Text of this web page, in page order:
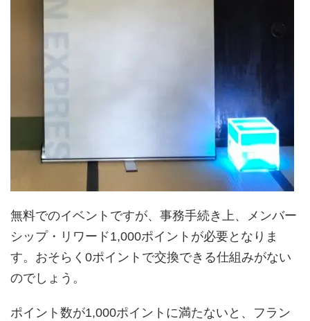
無料でのイベントですが、事務手続き上、メンバー
シップ・リワード1,000ポイントが必要となりま
す。おそらく0ポイントで交換できる仕組みがない
のでしょう。
ポイント数が1,000ポイントに満たないと、フラン